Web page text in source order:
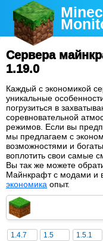
Сервера
1.19.0
Каждый с экономикой
уникальные
погрузиться в
соревновательной
режимов. Если вы
мы предлагаем с
возможностями и
воплотить свои самые
Вы так же можете
Майнкрафт с модами и
экономика опыт.
1.4.7 1.5 1.5.1